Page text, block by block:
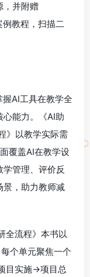
，并附赠
教程，扫描二
AI工具在教学全
能力。《AI助
》以教学实际需
覆盖AI在教学设
管理、评价反
景，助力教师减
全流程》本书以
个单元聚焦一个
目实施→项目总